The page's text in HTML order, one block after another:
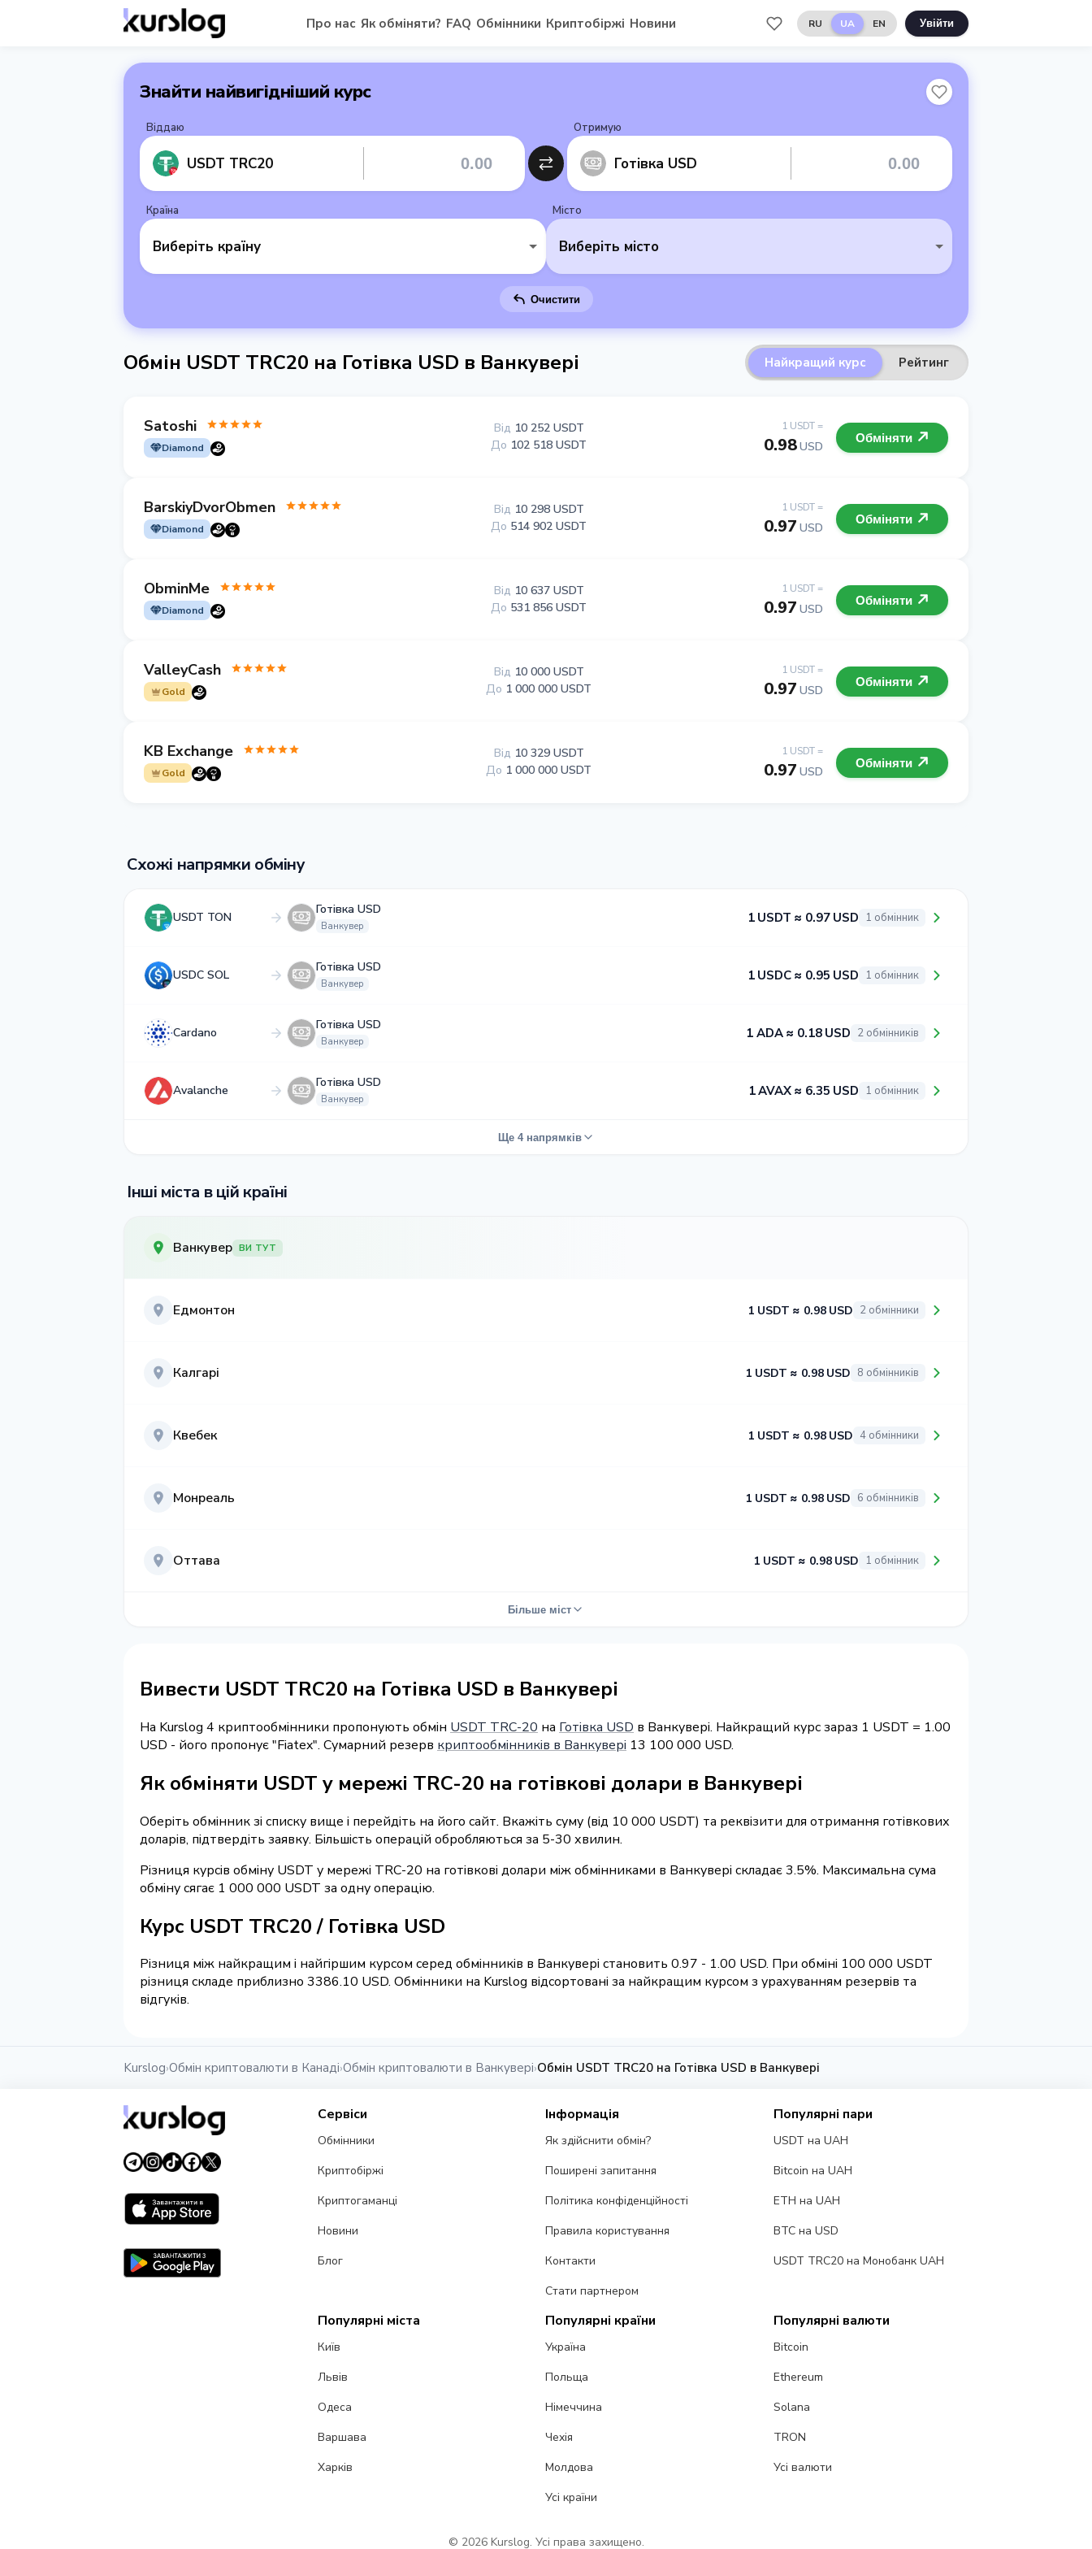
Про нас Як обміняти? FAQ Обмінники Криптобіржі Новини RU UA EN Увійти
Знайти найвигідніший курс
Віддаю
USDT TRC20
Отримую
Готівка USD
Країна
Виберіть країну
Місто
Виберіть місто
Очистити
Обмін USDT TRC20 на Готівка USD в Ванкувері Найкращий курс Рейтинг
Satoshi
Diamond
1 USDT =
0.98USD
Від 10 252 USDT
До 102 518 USDT Обміняти
BarskiyDvorObmen
Diamond
1 USDT =
0.97 USD
Від 10 298 USDT
До 514 902 USDT Обміняти
ObminMe
Diamond
1 USDT =
0.97 USD
Від 10 637 USDT
До 531 856 USDT Обміняти
ValleyCash
Gold
1 USDT =
0.97 USD
Від 10 000 USDT
До 1 000 000 USDT Обміняти
KB Exchange
Gold
1 USDT =
0.97 USD
Від 10 329 USDT
До 1 000 000 USDT Обміняти
Схожі напрямки обміну
USDT TON
Готівка USD
Ванкувер
1 USDT ≈ 0.97 USD 1 обмінник
USDC SOL
Готівка USD
Ванкувер
1 USDC ≈ 0.95 USD 1 обмінник
Cardano
Готівка USD
Ванкувер
1 ADA ≈ 0.18 USD 2 обмінників
Avalanche
Готівка USD
Ванкувер
1 AVAX ≈ 6.35 USD 1 обмінник
Ще 4 напрямків
Інші міста в цій країні
Ванкувер ВИ ТУТ
Едмонтон 1 USDT ≈ 0.98 USD 2 обмінники
Калгарі 1 USDT ≈ 0.98 USD 8 обмінників
Квебек 1 USDT ≈ 0.98 USD 4 обмінники
Монреаль 1 USDT ≈ 0.98 USD 6 обмінників
Оттава 1 USDT ≈ 0.98 USD 1 обмінник
Більше міст
Вивести USDT TRC20 на Готівка USD в Ванкувері
На Kurslog 4 криптообмінники пропонують обмін USDT TRC-20 на Готівка USD в Ванкувері. Найкращий курс зараз 1 USDT = 1.00
USD - його пропонує "Fiatex". Сумарний резерв криптообмінників в Ванкувері 13 100 000 USD.
Як обміняти USDT у мережі TRC-20 на готівкові долари в Ванкувері
Оберіть обмінник зі списку вище і перейдіть на його сайт. Вкажіть суму (від 10 000 USDT) та реквізити для отримання готівкових
доларів, підтвердіть заявку. Більшість операцій обробляються за 5-30 хвилин.
Різниця курсів обміну USDT у мережі TRC-20 на готівкові долари між обмінниками в Ванкувері складає 3.5%. Максимальна сума
обміну сягає 1 000 000 USDT за одну операцію.
Курс USDT TRC20 / Готівка USD
Різниця між найкращим і найгіршим курсом серед обмінників в Ванкувері становить 0.97 - 1.00 USD. При обміні 100 000 USDT
різниця складе приблизно 3386.10 USD. Обмінники на Kurslog відсортовані за найкращим курсом з урахуванням резервів та
відгуків.
Kurslog›Обмін криптовалюти в Канаді›Обмін криптовалюти в Ванкувері›Обмін USDT TRC20 на Готівка USD в Ванкувері
Сервіси
Обмінники
Криптобіржі
Криптогаманці
Новини
Блог
Інформація
Як здійснити обмін?
Поширені запитання
Політика конфіденційності
Правила користування
Контакти
Стати партнером
Популярні пари
USDT на UAH
Bitcoin на UAH
ETH на UAH
BTC на USD
USDT TRC20 на Монобанк UAH
Популярні міста
Київ
Львів
Одеса
Варшава
Харків
Популярні країни
Україна
Польща
Німеччина
Чехія
Молдова
Усі країни
Популярні валюти
Bitcoin
Ethereum
Solana
TRON
Усі валюти
© 2026 Kurslog. Усі права захищено.